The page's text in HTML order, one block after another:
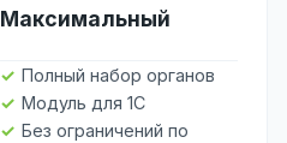
Максимальный
Полный набор органов
Модуль для 1С
Без ограничений по